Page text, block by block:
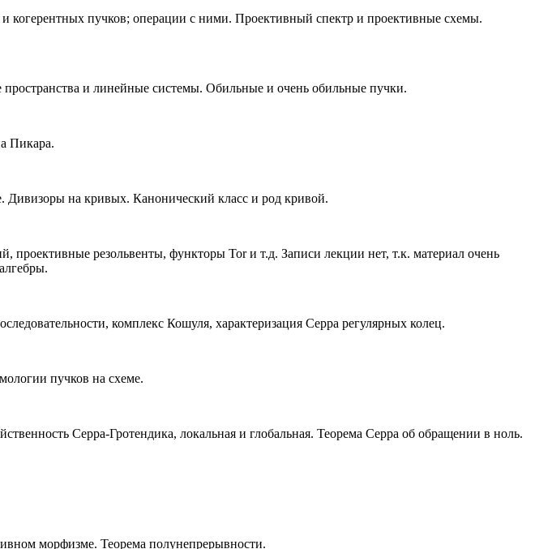
пучков; операции с ними. Проективный спектр и проективные схемы.
и линейные системы. Обильные и очень обильные пучки.
Пикара.
на кривых. Канонический класс и род кривой.
проективные резольвенты, функторы Tor и т.д. Записи лекции нет, т.к. материал очень
комплекс Кошуля, характеризация Серра регулярных колец.
пучков на схеме.
Серра-Гротендика, локальная и глобальная. Теорема Серра об обращении в ноль.
морфизме. Теорема полунепрерывности.